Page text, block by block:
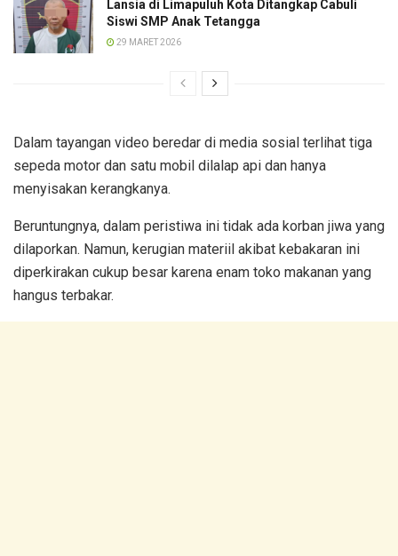
Lansia di Limapuluh Kota Ditangkap Cabuli
Siswi SMP Anak Tetangga
29 MARET 2026
Dalam tayangan video beredar di media sosial terlihat tiga
sepeda motor dan satu mobil dilalap api dan hanya
menyisakan kerangkanya.
Beruntungnya, dalam peristiwa ini tidak ada korban jiwa yang
dilaporkan. Namun, kerugian materiil akibat kebakaran ini
diperkirakan cukup besar karena enam toko makanan yang
hangus terbakar.